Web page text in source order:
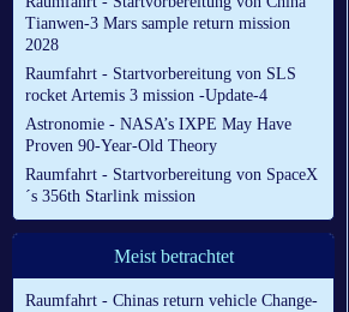
Tianwen-3 Mars sample return mission
2028
Raumfahrt - Startvorbereitung von SLS
rocket Artemis 3 mission -Update-4
Astronomie - NASA’s IXPE May Have
Proven 90-Year-Old Theory
Raumfahrt - Startvorbereitung von SpaceX
´s 356th Starlink mission
Meist betrachtet
Raumfahrt - Chinas return vehicle Change-